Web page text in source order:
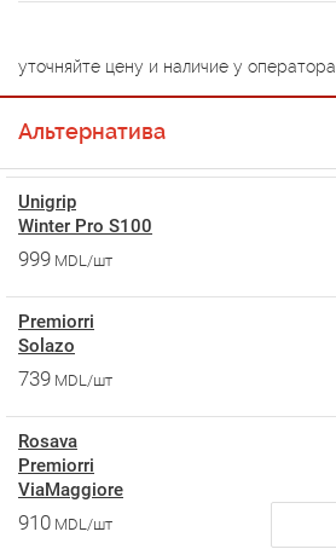
уточняйте цену и наличие у оператора
Альтернатива
Unigrip
Winter Pro S100
999 MDL/шт
Premiorri
Solazo
739 MDL/шт
Rosava
Premiorri
ViaMaggiore
910 MDL/шт